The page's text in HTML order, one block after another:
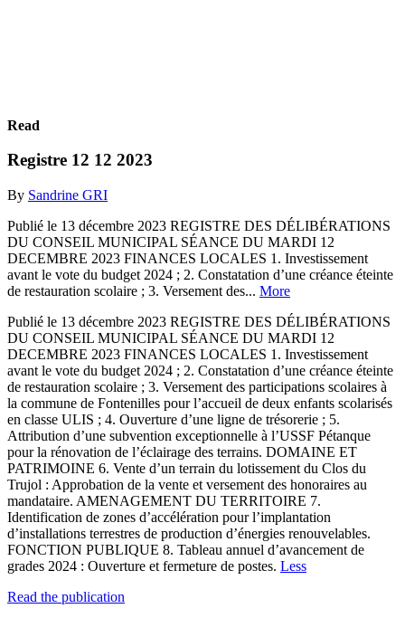
Read
Registre 12 12 2023
By Sandrine GRI
Publié le 13 décembre 2023 REGISTRE DES DÉLIBÉRATIONS
DU CONSEIL MUNICIPAL SÉANCE DU MARDI 12
DECEMBRE 2023 FINANCES LOCALES 1. Investissement
avant le vote du budget 2024 ; 2. Constatation d’une créance éteinte
de restauration scolaire ; 3. Versement des... More
Publié le 13 décembre 2023 REGISTRE DES DÉLIBÉRATIONS
DU CONSEIL MUNICIPAL SÉANCE DU MARDI 12
DECEMBRE 2023 FINANCES LOCALES 1. Investissement
avant le vote du budget 2024 ; 2. Constatation d’une créance éteinte
de restauration scolaire ; 3. Versement des participations scolaires à
la commune de Fontenilles pour l’accueil de deux enfants scolarisés
en classe ULIS ; 4. Ouverture d’une ligne de trésorerie ; 5.
Attribution d’une subvention exceptionnelle à l’USSF Pétanque
pour la rénovation de l’éclairage des terrains. DOMAINE ET
PATRIMOINE 6. Vente d’un terrain du lotissement du Clos du
Trujol : Approbation de la vente et versement des honoraires au
mandataire. AMENAGEMENT DU TERRITOIRE 7.
Identification de zones d’accélération pour l’implantation
d’installations terrestres de production d’énergies renouvelables.
FONCTION PUBLIQUE 8. Tableau annuel d’avancement de
grades 2024 : Ouverture et fermeture de postes. Less
Read the publication